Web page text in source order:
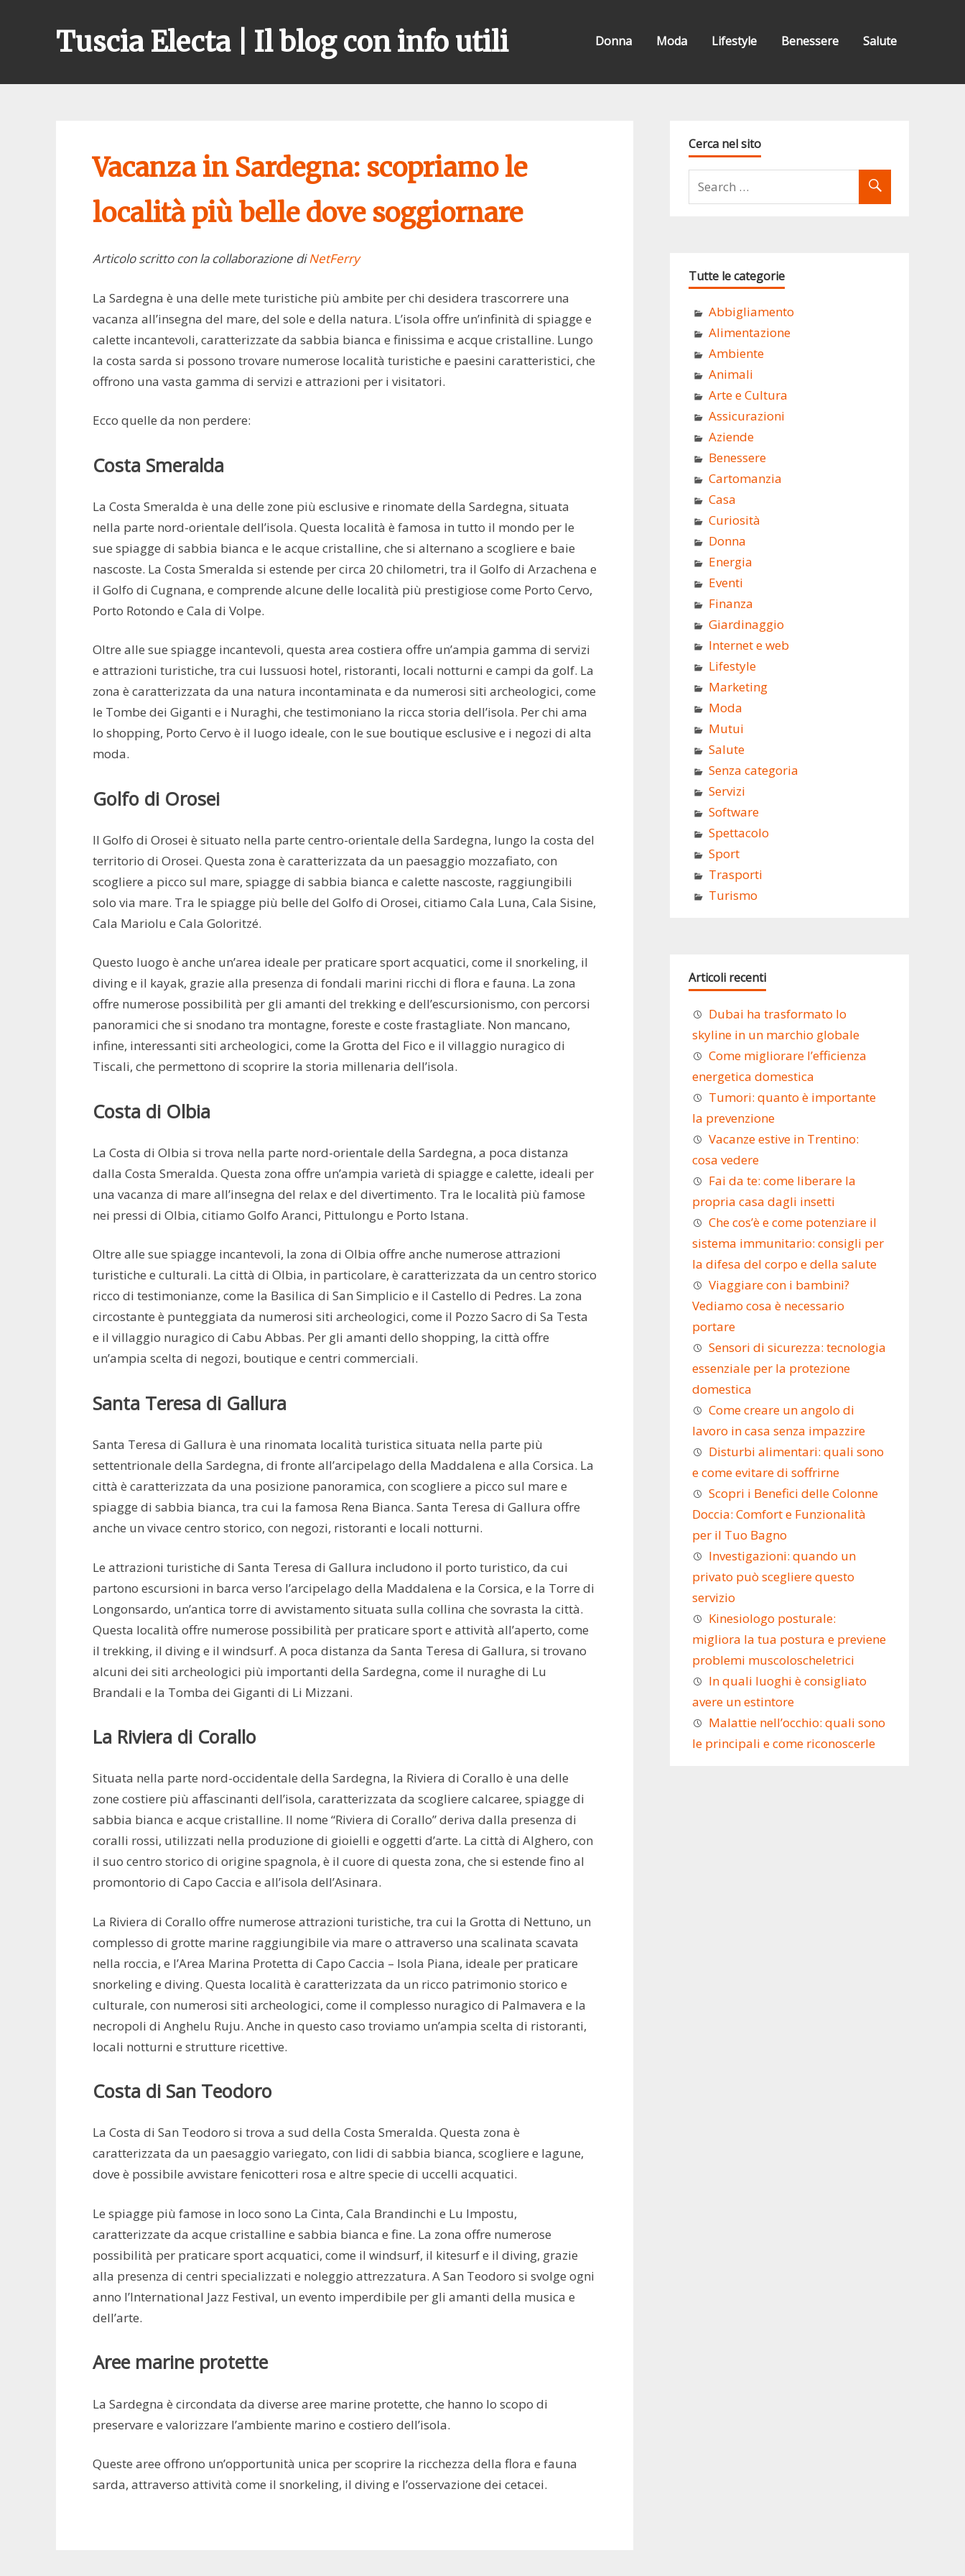
Tuscia Electa | Il blog con info utili Donna Moda Lifestyle Benessere Salute
Vacanza in Sardegna: scopriamo le
località più belle dove soggiornare
Articolo scritto con la collaborazione diNetFerry
La Sardegna è una delle mete turistiche più ambite per chi desidera trascorrere una
vacanza all’insegna del mare, del sole e della natura. L’isola offre un’infinità di spiagge e
calette incantevoli, caratterizzate da sabbia bianca e finissima e acque cristalline. Lungo
la costa sarda si possono trovare numerose località turistiche e paesini caratteristici, che
offrono una vasta gamma di servizi e attrazioni per i visitatori.
Ecco quelle da non perdere:
Costa Smeralda
La Costa Smeralda è una delle zone più esclusive e rinomate della Sardegna, situata
nella parte nord-orientale dell’isola. Questa località è famosa in tutto il mondo per le
sue spiagge di sabbia bianca e le acque cristalline, che si alternano a scogliere e baie
nascoste. La Costa Smeralda si estende per circa 20 chilometri, tra il Golfo di Arzachena e
il Golfo di Cugnana, e comprende alcune delle località più prestigiose come Porto Cervo,
Porto Rotondo e Cala di Volpe.
Oltre alle sue spiagge incantevoli, questa area costiera offre un’ampia gamma di servizi
e attrazioni turistiche, tra cui lussuosi hotel, ristoranti, locali notturni e campi da golf. La
zona è caratterizzata da una natura incontaminata e da numerosi siti archeologici, come
le Tombe dei Giganti e i Nuraghi, che testimoniano la ricca storia dell’isola. Per chi ama
lo shopping, Porto Cervo è il luogo ideale, con le sue boutique esclusive e i negozi di alta
moda.
Golfo di Orosei
Il Golfo di Orosei è situato nella parte centro-orientale della Sardegna, lungo la costa del
territorio di Orosei. Questa zona è caratterizzata da un paesaggio mozzafiato, con
scogliere a picco sul mare, spiagge di sabbia bianca e calette nascoste, raggiungibili
solo via mare. Tra le spiagge più belle del Golfo di Orosei, citiamo Cala Luna, Cala Sisine,
Cala Mariolu e Cala Goloritzé.
Questo luogo è anche un’area ideale per praticare sport acquatici, come il snorkeling, il
diving e il kayak, grazie alla presenza di fondali marini ricchi di flora e fauna. La zona
offre numerose possibilità per gli amanti del trekking e dell’escursionismo, con percorsi
panoramici che si snodano tra montagne, foreste e coste frastagliate. Non mancano,
infine, interessanti siti archeologici, come la Grotta del Fico e il villaggio nuragico di
Tiscali, che permettono di scoprire la storia millenaria dell’isola.
Costa di Olbia
La Costa di Olbia si trova nella parte nord-orientale della Sardegna, a poca distanza
dalla Costa Smeralda. Questa zona offre un’ampia varietà di spiagge e calette, ideali per
una vacanza di mare all’insegna del relax e del divertimento. Tra le località più famose
nei pressi di Olbia, citiamo Golfo Aranci, Pittulongu e Porto Istana.
Oltre alle sue spiagge incantevoli, la zona di Olbia offre anche numerose attrazioni
turistiche e culturali. La città di Olbia, in particolare, è caratterizzata da un centro storico
ricco di testimonianze, come la Basilica di San Simplicio e il Castello di Pedres. La zona
circostante è punteggiata da numerosi siti archeologici, come il Pozzo Sacro di Sa Testa
e il villaggio nuragico di Cabu Abbas. Per gli amanti dello shopping, la città offre
un’ampia scelta di negozi, boutique e centri commerciali.
Santa Teresa di Gallura
Santa Teresa di Gallura è una rinomata località turistica situata nella parte più
settentrionale della Sardegna, di fronte all’arcipelago della Maddalena e alla Corsica. La
città è caratterizzata da una posizione panoramica, con scogliere a picco sul mare e
spiagge di sabbia bianca, tra cui la famosa Rena Bianca. Santa Teresa di Gallura offre
anche un vivace centro storico, con negozi, ristoranti e locali notturni.
Le attrazioni turistiche di Santa Teresa di Gallura includono il porto turistico, da cui
partono escursioni in barca verso l’arcipelago della Maddalena e la Corsica, e la Torre di
Longonsardo, un’antica torre di avvistamento situata sulla collina che sovrasta la città.
Questa località offre numerose possibilità per praticare sport e attività all’aperto, come
il trekking, il diving e il windsurf. A poca distanza da Santa Teresa di Gallura, si trovano
alcuni dei siti archeologici più importanti della Sardegna, come il nuraghe di Lu
Brandali e la Tomba dei Giganti di Li Mizzani.
La Riviera di Corallo
Situata nella parte nord-occidentale della Sardegna, la Riviera di Corallo è una delle
zone costiere più affascinanti dell’isola, caratterizzata da scogliere calcaree, spiagge di
sabbia bianca e acque cristalline. Il nome “Riviera di Corallo” deriva dalla presenza di
coralli rossi, utilizzati nella produzione di gioielli e oggetti d’arte. La città di Alghero, con
il suo centro storico di origine spagnola, è il cuore di questa zona, che si estende fino al
promontorio di Capo Caccia e all’isola dell’Asinara.
La Riviera di Corallo offre numerose attrazioni turistiche, tra cui la Grotta di Nettuno, un
complesso di grotte marine raggiungibile via mare o attraverso una scalinata scavata
nella roccia, e l’Area Marina Protetta di Capo Caccia – Isola Piana, ideale per praticare
snorkeling e diving. Questa località è caratterizzata da un ricco patrimonio storico e
culturale, con numerosi siti archeologici, come il complesso nuragico di Palmavera e la
necropoli di Anghelu Ruju. Anche in questo caso troviamo un’ampia scelta di ristoranti,
locali notturni e strutture ricettive.
Costa di San Teodoro
La Costa di San Teodoro si trova a sud della Costa Smeralda. Questa zona è
caratterizzata da un paesaggio variegato, con lidi di sabbia bianca, scogliere e lagune,
dove è possibile avvistare fenicotteri rosa e altre specie di uccelli acquatici.
Le spiagge più famose in loco sono La Cinta, Cala Brandinchi e Lu Impostu,
caratterizzate da acque cristalline e sabbia bianca e fine. La zona offre numerose
possibilità per praticare sport acquatici, come il windsurf, il kitesurf e il diving, grazie
alla presenza di centri specializzati e noleggio attrezzatura. A San Teodoro si svolge ogni
anno l’International Jazz Festival, un evento imperdibile per gli amanti della musica e
dell’arte.
Aree marine protette
La Sardegna è circondata da diverse aree marine protette, che hanno lo scopo di
preservare e valorizzare l’ambiente marino e costiero dell’isola.
Queste aree offrono un’opportunità unica per scoprire la ricchezza della flora e fauna
sarda, attraverso attività come il snorkeling, il diving e l’osservazione dei cetacei.
Cerca nel sito
Tutte le categorie
Abbigliamento
Alimentazione
Ambiente
Animali
Arte e Cultura
Assicurazioni
Aziende
Benessere
Cartomanzia
Casa
Curiosità
Donna
Energia
Eventi
Finanza
Giardinaggio
Internet e web
Lifestyle
Marketing
Moda
Mutui
Salute
Senza categoria
Servizi
Software
Spettacolo
Sport
Trasporti
Turismo
Articoli recenti
Dubai ha trasformato lo
skyline in un marchio globale
Come migliorare l’efficienza
energetica domestica
Tumori: quanto è importante
la prevenzione
Vacanze estive in Trentino:
cosa vedere
Fai da te: come liberare la
propria casa dagli insetti
Che cos’è e come potenziare il
sistema immunitario: consigli per
la difesa del corpo e della salute
Viaggiare con i bambini?
Vediamo cosa è necessario
portare
Sensori di sicurezza: tecnologia
essenziale per la protezione
domestica
Come creare un angolo di
lavoro in casa senza impazzire
Disturbi alimentari: quali sono
e come evitare di soffrirne
Scopri i Benefici delle Colonne
Doccia: Comfort e Funzionalità
per il Tuo Bagno
Investigazioni: quando un
privato può scegliere questo
servizio
Kinesiologo posturale:
migliora la tua postura e previene
problemi muscoloscheletrici
In quali luoghi è consigliato
avere un estintore
Malattie nell’occhio: quali sono
le principali e come riconoscerle